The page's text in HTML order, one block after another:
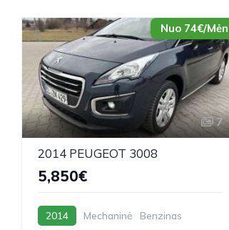
Nuo 74€/Mėn
7
2014 PEUGEOT 3008
5,850€
2014 Mechaninė Benzinas